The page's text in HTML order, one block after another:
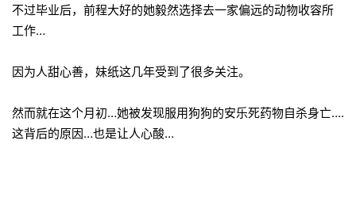
不过毕业后，前程大好的她毅然选择去一家偏远的动物收容所
工作…
因为人甜心善，妹纸这几年受到了很多关注。
然而就在这个月初…她被发现服用狗狗的安乐死药物自杀身亡….
这背后的原因…也是让人心酸…